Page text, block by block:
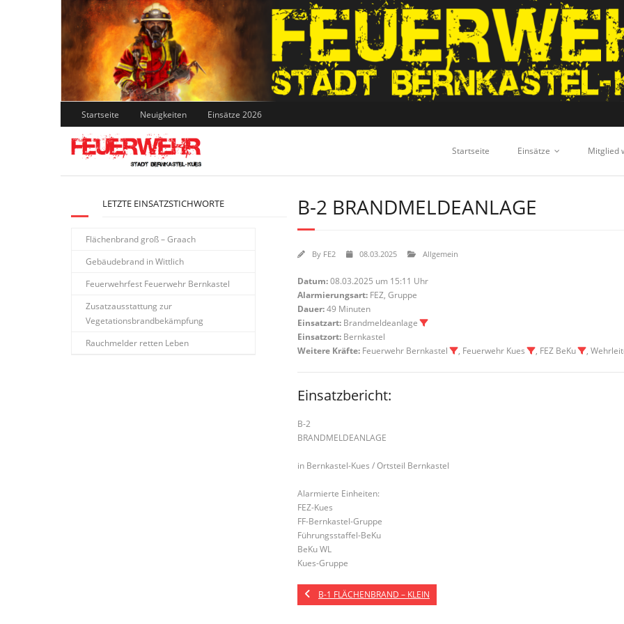
Skip
to
content
Startseite Neuigkeiten Einsätze 2026
Startseite Einsätze Mitglied
B-2 BRANDMELDEANLAGE
By FE2 08.03.2025 Allgemein
Datum:08.03.2025 um 15:11 Uhr
Alarmierungsart: FEZ, Gruppe
Dauer:49 Minuten
Einsatzart: Brandmeldeanlage
Einsatzort: Bernkastel
Weitere Kräfte: Feuerwehr Bernkastel , Feuerwehr Kues , FEZ BeKu ,
Einsatzbericht:
B-2
BRANDMELDEANLAGE
in Bernkastel-Kues / Ortsteil Bernkastel
Alarmierte Einheiten:
FEZ-Kues
FF-Bernkastel-Gruppe
Führungsstaffel-BeKu
BeKu WL
Kues-Gruppe
B-1 FLÄCHENBRAND – KLEIN
LETZTE EINSATZSTICHWORTE
Flächenbrand groß – Graach
Gebäudebrand in Wittlich
Feuerwehrfest Feuerwehr Bernkastel
Zusatzausstattung zur
Vegetationsbrandbekämpfung
Rauchmelder retten Leben